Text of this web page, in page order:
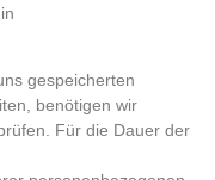
gespeicherten
benötigen wir
Für die Dauer der